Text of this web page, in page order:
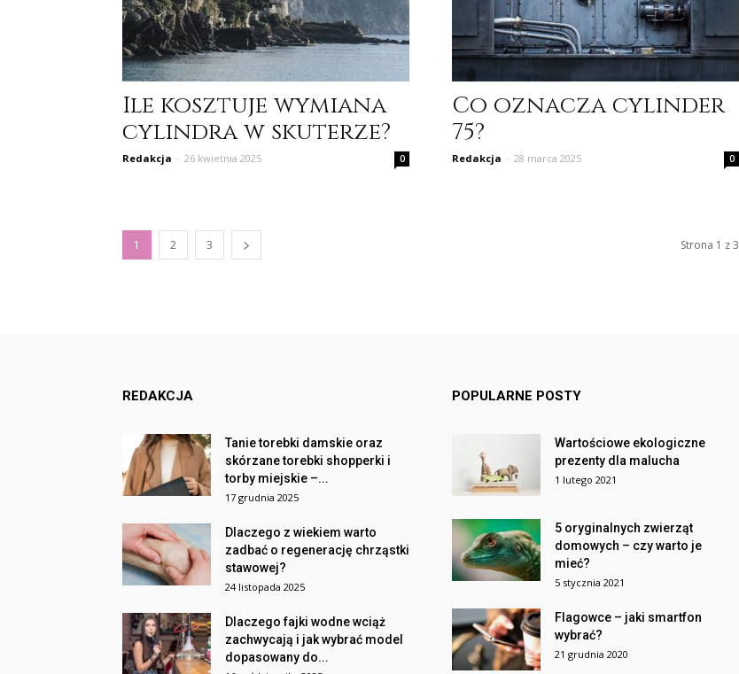
Ile kosztuje wymiana
cylindra w skuterze?
Redakcja - 26 kwietnia 2025 0
Co oznacza cylinder
75?
Redakcja - 28 marca 2025 0
1 2 3 Strona 1 z 3
REDAKCJA
Tanie torebki damskie oraz
skórzane torebki shopperki i
torby miejskie –...
17 grudnia 2025
Dlaczego z wiekiem warto
zadbać o regenerację chrząstki
stawowej?
24 listopada 2025
Dlaczego fajki wodne wciąż
zachwycają i jak wybrać model
dopasowany do...
POPULARNE POSTY
Wartościowe ekologiczne
prezenty dla malucha
1 lutego 2021
5 oryginalnych zwierząt
domowych – czy warto je
mieć?
5 stycznia 2021
Flagowce – jaki smartfon
wybrać?
21 grudnia 2020